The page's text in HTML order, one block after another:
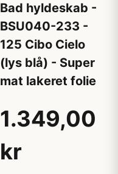
Bad hyldeskab -
BSU040-233 -
125 Cibo Cielo
(lys blå) - Super
mat lakeret folie
1.349,00
kr